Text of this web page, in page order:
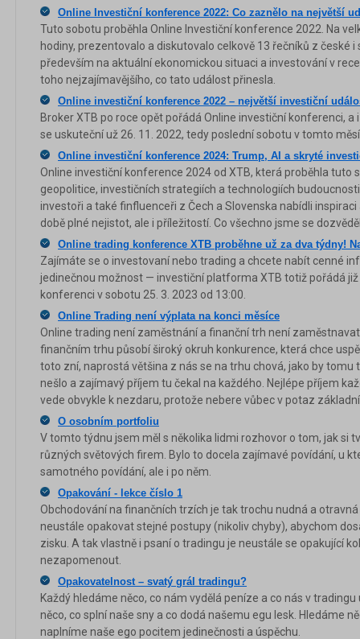
Online Investiční konference 2022: Co zaznělo na největší
Tuto sobotu proběhla Online Investiční konference 2022. Na
hodiny, prezentovalo a diskutovalo celkově 13 řečníků z české
především na aktuální ekonomickou situaci a investování v
toho nejzajímavějšího, co tato událost přinesla.
Online investiční konference 2022 – největší investiční
Broker XTB po roce opět pořádá Online investiční konferenci,
se uskuteční už 26. 11. 2022, tedy poslední sobotu v tomto
Online investiční konference 2024: Trump, AI a skryté
Online investiční konference 2024 od XTB, která proběhla tuto
geopolitice, investičních strategiích a technologiích
investoři a také finfluenceři z Čech a Slovenska nabídli
době plné nejistot, ale i příležitostí. Co všechno jsme se
Online trading konference XTB proběhne už za dva týdny!
Zajímáte se o investovaní nebo trading a chcete nabít cenné
jedinečnou možnost — investiční platforma XTB totiž pořádá
konferenci v sobotu 25. 3. 2023 od 13:00.
Online Trading není výplata na konci měsíce
Online trading není zaměstnání a finanční trh není
finančním trhu působí široký okruh konkurence, která chce
toto zní, naprostá většina z nás se na trhu chová, jako by tomu
nešlo a zajímavý příjem tu čekal na každého. Nejlépe příjem
vede obvykle k nezdaru, protože nebere vůbec v potaz
O osobním portfoliu
V tomto týdnu jsem měl s několika lidmi rozhovor o tom, jak si
různých světových firem. Bylo to docela zajímavé povídání, u
samotného povídání, ale i po něm.
Opakování - lekce číslo 1
Obchodování na finančních trzích je tak trochu nudná a
neustále opakovat stejné postupy (nikoliv chyby), abychom
zisku. A tak vlastně i psaní o tradingu je neustále se opakující
nezapomenout.
Opakovatelnost – svatý grál tradingu?
Každý hledáme něco, co nám vydělá peníze a co nás v
něco, co splní naše sny a co dodá našemu egu lesk. Hledáme
naplníme naše ego pocitem jedinečnosti a úspěchu.